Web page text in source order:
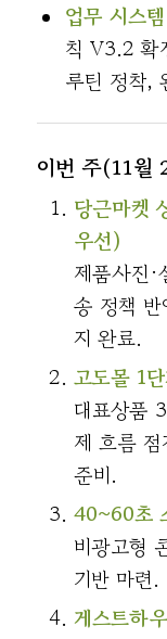
업무 시스
칙 V3.2 확
루틴 정착,
이번 주(11월
당근마켓
우선)
제품사진
송 정책
지 완료.
고도몰 1
대표상품
제 흐름
준비.
40~60초
비광고형
기반 마련.
게스트하